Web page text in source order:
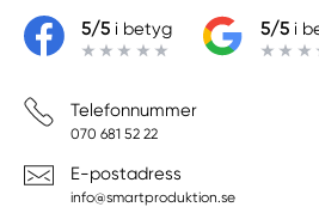
5/5i betyg 5/5i
Telefonnummer
070 681 52 22
E-postadress
info@smartproduktion.se